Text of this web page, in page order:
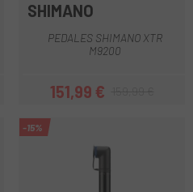
SHIMANO
PEDALES SHIMANO XTR
M9200
Precio
151,99 €Precio regular
-15%